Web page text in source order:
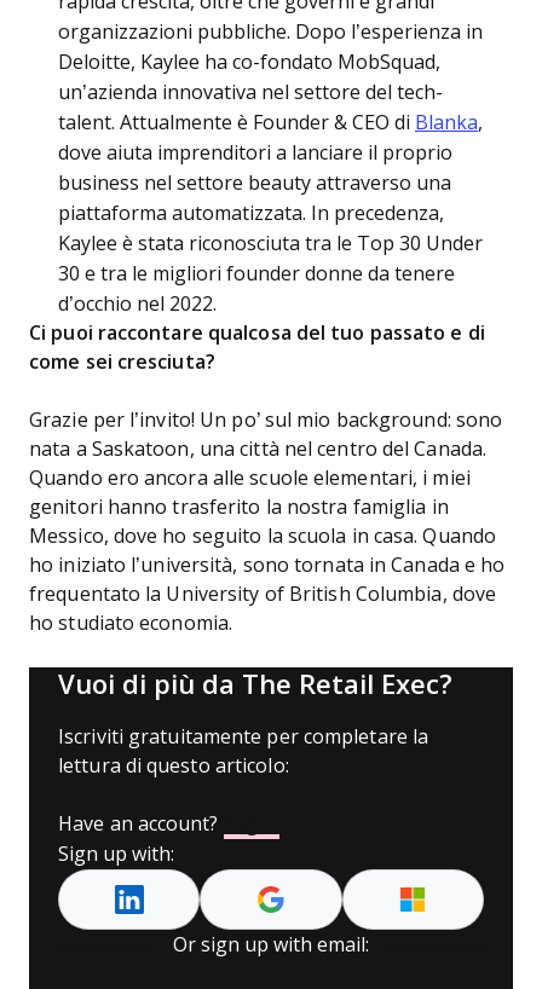
organizzazioni pubbliche. Dopo l’esperienza in
Deloitte, Kaylee ha co-fondato MobSquad,
un’azienda innovativa nel settore del tech-
talent. Attualmente è Founder & CEO di Blanka,
dove aiuta imprenditori a lanciare il proprio
business nel settore beauty attraverso una
piattaforma automatizzata. In precedenza,
Kaylee è stata riconosciuta tra le Top 30 Under
30 e tra le migliori founder donne da tenere
d’occhio nel 2022.
Ci puoi raccontare qualcosa del tuo passato e di
come sei cresciuta?
Grazie per l’invito! Un po’ sul mio background: sono
nata a Saskatoon, una città nel centro del Canada.
Quando ero ancora alle scuole elementari, i miei
genitori hanno trasferito la nostra famiglia in
Messico, dove ho seguito la scuola in casa. Quando
ho iniziato l’università, sono tornata in Canada e ho
frequentato la University of British Columbia, dove
ho studiato economia.
Vuoi di più da The Retail Exec?
Iscriviti gratuitamente per completare la
lettura di questo articolo:
Have an account?
Sign up with:
Or sign up with email: